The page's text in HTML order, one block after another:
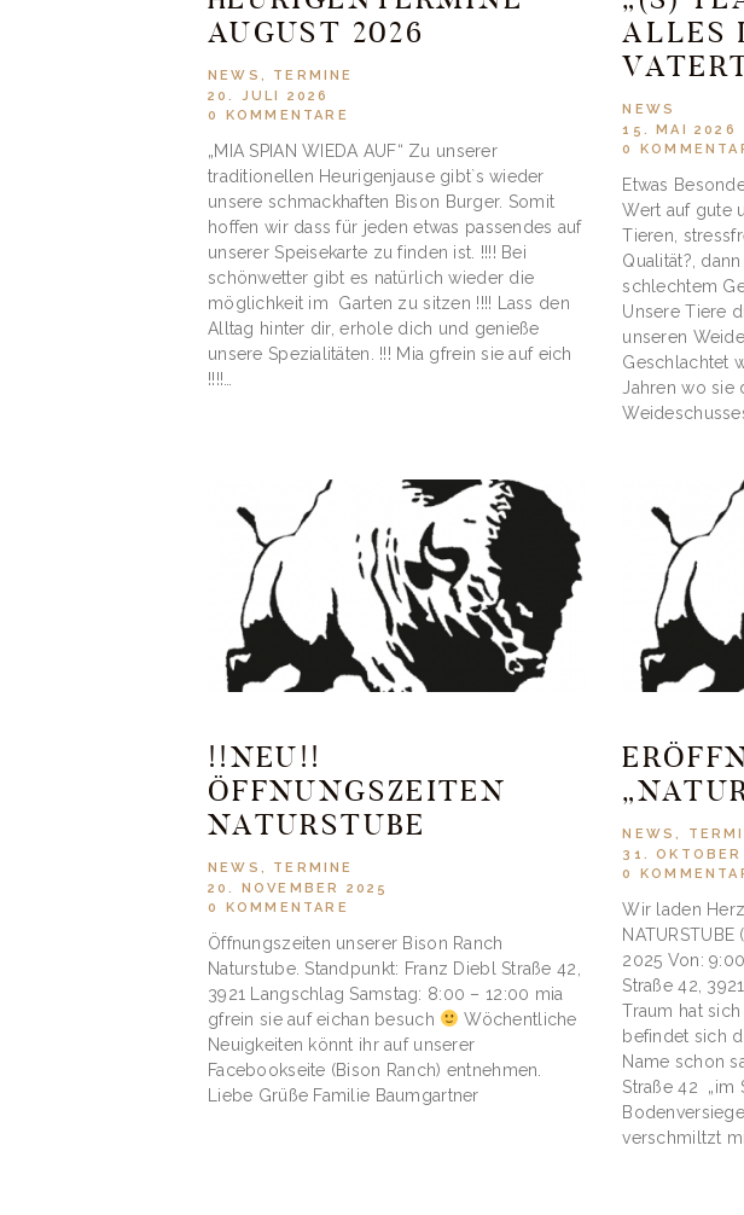
AUGUST 2026
NEWS , TERMINE
20. JULI 2026
0
KOMMENTARE
„MIA SPIAN WIEDA AUF“ Zu unserer
traditionellen Heurigenjause gibt`s wieder
unsere schmackhaften Bison Burger. Somit
hoffen wir dass für jeden etwas passendes auf
unserer Speisekarte zu finden ist. !!!! Bei
schönwetter gibt es natürlich wieder die
möglichkeit im Garten zu sitzen !!!! Lass den
Alltag hinter dir, erhole dich und genieße
unsere Spezialitäten. !!! Mia gfrein sie auf eich
!!!!…
ALLES
NEWS
15. MAI 2026
0
Etwas
Wert auf gute
Tieren,
Qualität?,
schlechtem
Unsere Tiere
unseren
Geschlachtet
Jahren wo sie
!!NEU!!
ÖFFNUNGSZEITEN
NATURSTUBE
NEWS , TERMINE
20. NOVEMBER 2025
0
KOMMENTARE
Öffnungszeiten unserer Bison Ranch
Naturstube. Standpunkt: Franz Diebl Straße 42,
3921 Langschlag Samstag: 8:00 – 12:00 mia
gfrein sie auf eichan besuch
Wöchentliche
Neuigkeiten könnt ihr auf unserer
Facebookseite (Bison Ranch) entnehmen.
Liebe Grüße Familie Baumgartner
NEWS,
31.
0
Wir laden
2025 Von:
Straße 42,
Traum hat
befindet sich
Name schon
Straße 42 „im
verschmiltzt